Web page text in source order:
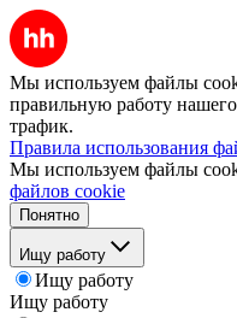
Мы используем файлы
правильную работу нашего
трафик.
Правила использования
Мы используем файлы
файлов cookie
Понятно
Ищу работу
Ищу работу
Ищу работу